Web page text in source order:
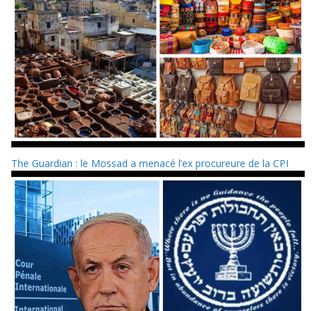
The Guardian : le Mossad a menacé l’ex procureure de la CPI